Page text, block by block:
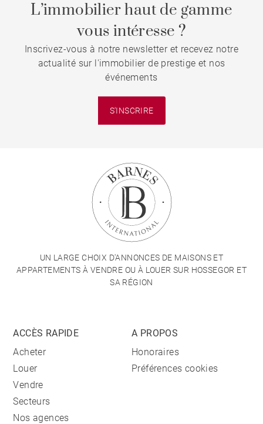
L’immobilier haut de gamme
vous intéresse ?
Inscrivez-vous à notre newsletter et recevez notre
actualité sur l'immobilier de prestige et nos
événements
S'INSCRIRE
UN LARGE CHOIX D'ANNONCES DE MAISONS ET
APPARTEMENTS À VENDRE OU À LOUER SUR HOSSEGOR ET
SA RÉGION
ACCÈS RAPIDE
Acheter
Louer
Vendre
Secteurs
Nos agences
A PROPOS
Honoraires
Préférences cookies